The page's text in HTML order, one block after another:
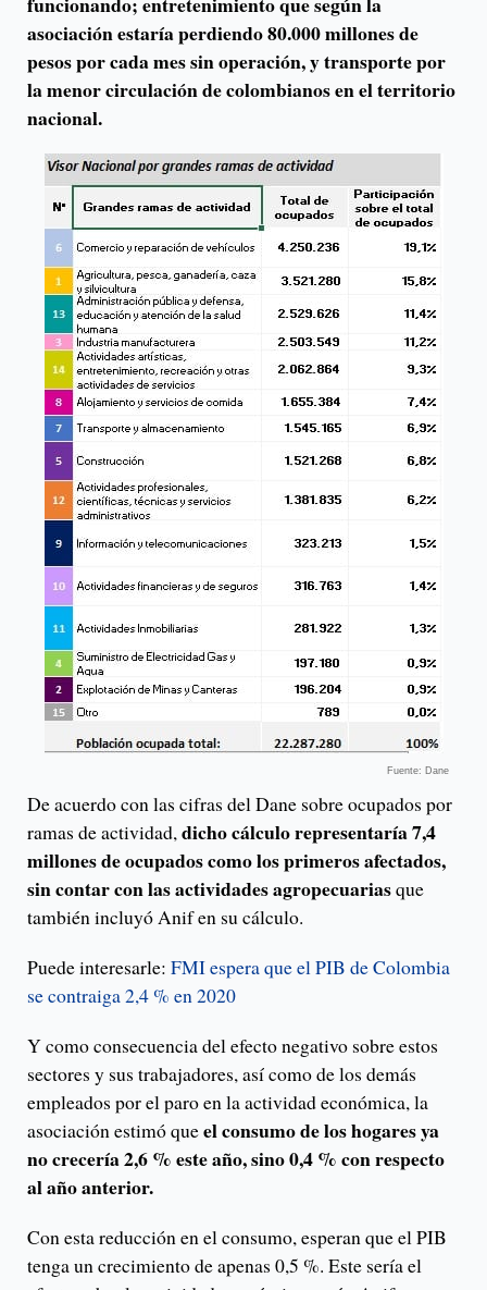
asociación estaría perdiendo 80.000 millones de
pesos por cada mes sin operación, y transporte por
la menor circulación de colombianos en el territorio
nacional.
Fuente: Dane
De acuerdo con las cifras del Dane sobre ocupados por
ramas de actividad,dicho cálculo representaría 7,4
millones de ocupados como los primeros afectados,
sin contar con las actividades agropecuariasque
también incluyó Anif en su cálculo.
Puede interesarle: FMI espera que el PIB de Colombia
se contraiga 2,4 % en 2020
Y como consecuencia del efecto negativo sobre estos
sectores y sus trabajadores, así como de los demás
empleados por el paro en la actividad económica, la
asociación estimó queel consumo de los hogares ya
no crecería 2,6 % este año, sino 0,4 % con respecto
al año anterior.
Con esta reducción en el consumo, esperan que el PIB
tenga un crecimiento de apenas 0,5 %. Este sería el